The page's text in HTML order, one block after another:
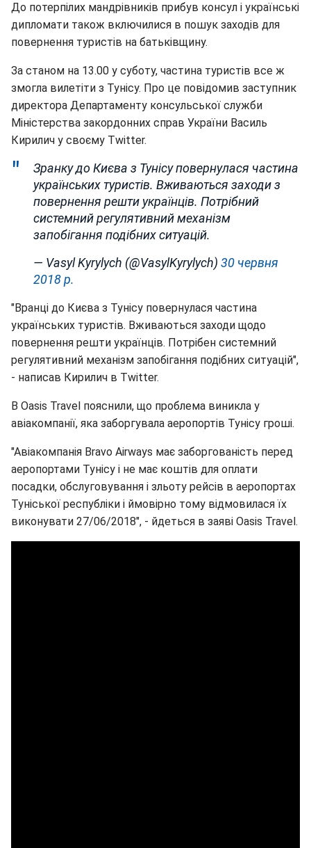
До потерпілих мандрівників прибув консул і українські
дипломати також включилися в пошук заходів для
повернення туристів на батьківщину.
За станом на 13.00 у суботу, частина туристів все ж
змогла вилетіти з Тунісу. Про це повідомив заступник
директора Департаменту консульської служби
Міністерства закордонних справ України Василь
Кирилич у своєму Twitter.
Зранку до Києва з Тунісу повернулася частина
українських туристів. Вживаються заходи з
повернення решти українців. Потрібний
системний регулятивний механізм
запобігання подібних ситуацій.
— Vasyl Kyrylych (@VasylKyrylych) 30 червня
2018 р.
"Вранці до Києва з Тунісу повернулася частина
українських туристів. Вживаються заходи щодо
повернення решти українців. Потрібен системний
регулятивний механізм запобігання подібних ситуацій",
- написав Кирилич в Twitter.
В Oasis Travel пояснили, що проблема виникла у
авіакомпанії, яка заборгувала аеропортів Тунісу гроші.
"Авіакомпанія Bravo Airways має заборгованість перед
аеропортами Тунісу і не має коштів для оплати
посадки, обслуговування і зльоту рейсів в аеропортах
Туніської республіки і ймовірно тому відмовилася їх
виконувати 27/06/2018", - йдеться в заяві Oasis Travel.